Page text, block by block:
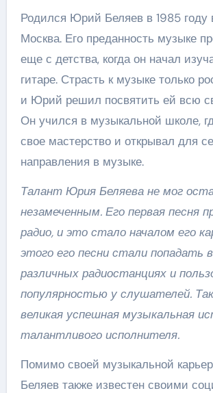
Родился Юрий Беляев в 1985 году
Москва. Его преданность музыке
еще с детства, когда он начал
гитаре. Страсть к музыке только
и Юрий решил посвятить ей всю
Он учился в музыкальной школе,
свое мастерство и открывал для
направления в музыке.
Талант Юрия Беляева не мог
незамеченным. Его первая песня
радио, и это стало началом его
этого его песни стали попадать
различных радиостанциях и
популярностью у слушателей.
великая успешная музыкальная
талантливого исполнителя.
Помимо своей музыкальной
Беляев также известен своими